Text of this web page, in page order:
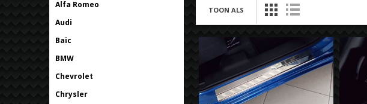
Alfa Romeo
Audi
Baic
BMW
Chevrolet
Chrysler
TOON ALS